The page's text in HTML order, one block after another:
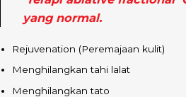
yang normal.
Rejuvenation (Peremajaan kulit)
Menghilangkan tahi lalat
Menghilangkan tato